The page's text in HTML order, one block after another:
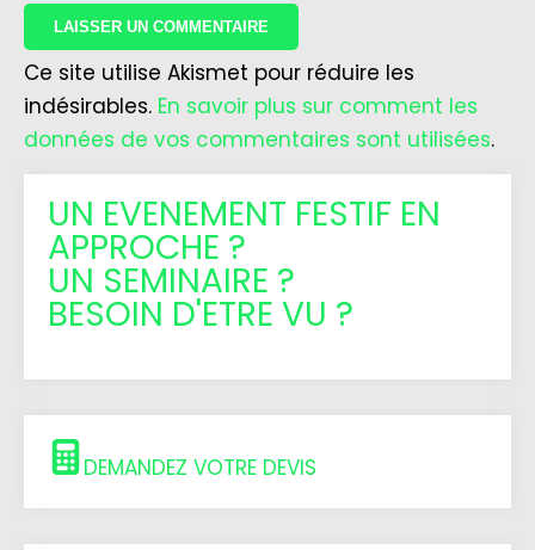
Ce site utilise Akismet pour réduire les
indésirables. En savoir plus sur comment les
données de vos commentaires sont utilisées.
UN EVENEMENT FESTIF EN
APPROCHE ?
UN SEMINAIRE ?
BESOIN D'ETRE VU ?
DEMANDEZ VOTRE DEVIS